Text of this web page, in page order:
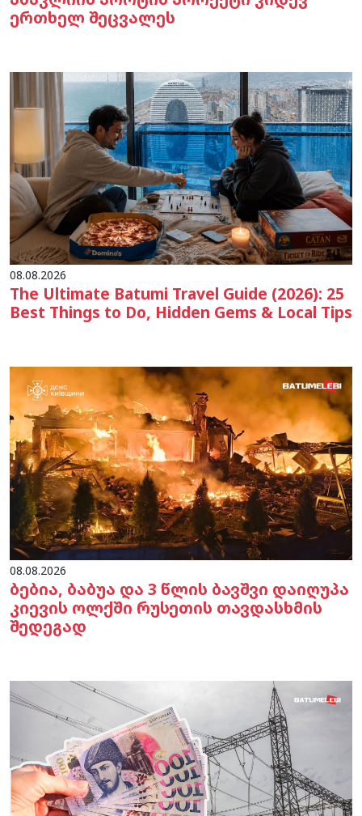
ერთხელ შეცვალეს
08.08.2026
The Ultimate Batumi Travel Guide (2026): 25
Best Things to Do, Hidden Gems & Local Tips
08.08.2026
ბებია, ბაბუა და 3 წლის ბავშვი დაიღუპა
კიევის ოლქში რუსეთის თავდასხმის
შედეგად